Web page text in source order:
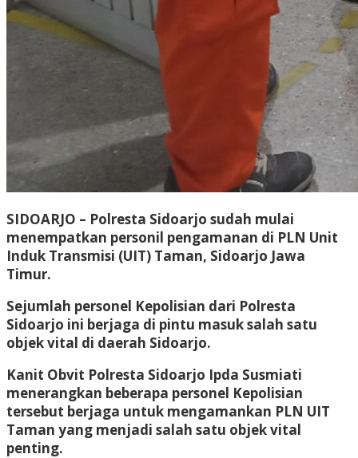
SIDOARJO – Polresta Sidoarjo sudah mulai
menempatkan personil pengamanan di PLN Unit
Induk Transmisi (UIT) Taman, Sidoarjo Jawa
Timur.
Sejumlah personel Kepolisian dari Polresta
Sidoarjo ini berjaga di pintu masuk salah satu
objek vital di daerah Sidoarjo.
Kanit Obvit Polresta Sidoarjo Ipda Susmiati
menerangkan beberapa personel Kepolisian
tersebut berjaga untuk mengamankan PLN UIT
Taman yang menjadi salah satu objek vital
penting.